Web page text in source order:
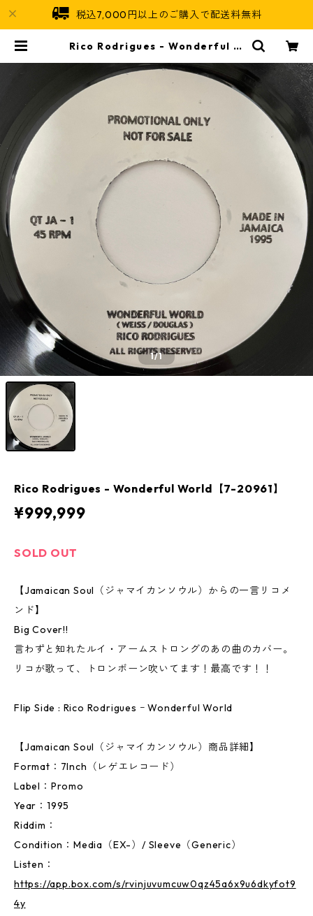
税込7,000円以上のご購入で配送料無料
Rico Rodrigues - Wonderful W
ul
1/1
Rico Rodrigues - Wonderful World【7-20961】
¥999,999
SOLD OUT
【Jamaican Soul（ジャマイカンソウル）からの一言リコメ
ンド】
Big Cover!!
言わずと知れたルイ・アームストロングのあの曲のカバー。
リコが歌って、トロンボーン吹いてます！最高です！！
Flip Side : Rico Rodrigues ｰ Wonderful World
【Jamaican Soul（ジャマイカンソウル）商品詳細】
Format：7Inch（レゲエレコード）
Label：Promo
Year：1995
Riddim：
Condition：Media（EX-）/ Sleeve（Generic）
Listen：
https://app.box.com/s/rvinjuvumcuw0qz45a6x9u6dkyfot9
4y